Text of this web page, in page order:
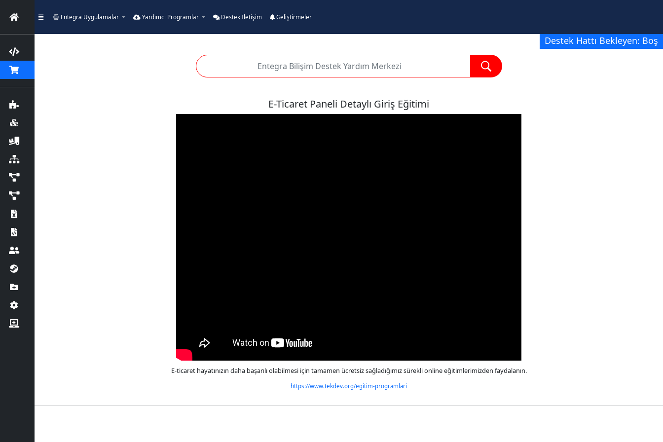
Entegra Uygulamalar Yardımcı Programlar Destek İletişim Geliştirmeler
Destek Hattı Bekleyen: Boş
E-Ticaret Paneli Detaylı Giriş Eğitimi
E-ticaret hayatınızın daha başarılı olabilmesi için tamamen ücretsiz sağladığımız sürekli online eğitimlerimizden faydalanın.
https://www.tekdev.org/egitim-programlari